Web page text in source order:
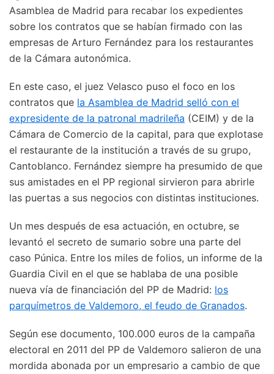
Asamblea de Madrid para recabar los expedientes
sobre los contratos que se habían firmado con las
empresas de Arturo Fernández para los restaurantes
de la Cámara autonómica.
En este caso, el juez Velasco puso el foco en los
contratos que la Asamblea de Madrid selló con el
expresidente de la patronal madrileña (CEIM) y de la
Cámara de Comercio de la capital, para que explotase
el restaurante de la institución a través de su grupo,
Cantoblanco. Fernández siempre ha presumido de que
sus amistades en el PP regional sirvieron para abrirle
las puertas a sus negocios con distintas instituciones.
Un mes después de esa actuación, en octubre, se
levantó el secreto de sumario sobre una parte del
caso Púnica. Entre los miles de folios, un informe de la
Guardia Civil en el que se hablaba de una posible
nueva vía de financiación del PP de Madrid: los
parquímetros de Valdemoro, el feudo de Granados.
Según ese documento, 100.000 euros de la campaña
electoral en 2011 del PP de Valdemoro salieron de una
mordida abonada por un empresario a cambio de que